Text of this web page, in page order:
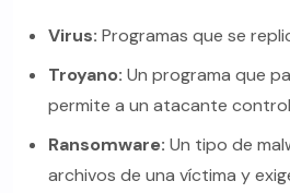
Virus: Programas que se
Troyano: Un programa que
permite a un atacante
Ransomware: Un tipo de
archivos de una víctima y